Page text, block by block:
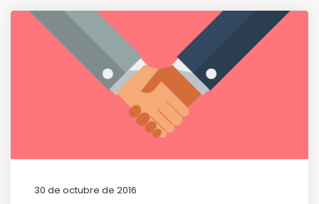
30 de octubre de 2016